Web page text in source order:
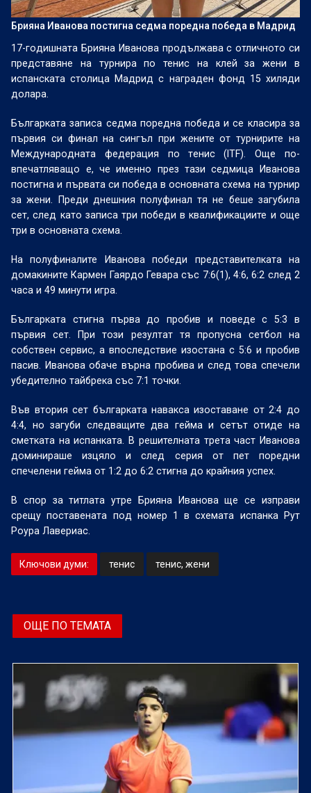
Брияна Иванова постигна седма поредна победа в Мадрид
17-годишната Брияна Иванова продължава с отличното си
представяне на турнира по тенис на клей за жени в
испанската столица Мадрид с награден фонд 15 хиляди
долара.
Българката записа седма поредна победа и се класира за
първия си финал на сингъл при жените от турнирите на
Международната федерация по тенис (ITF). Още по-
впечатляващо е, че именно през тази седмица Иванова
постигна и първата си победа в основната схема на турнир
за жени. Преди днешния полуфинал тя не беше загубила
сет, след като записа три победи в квалификациите и още
три в основната схема.
На полуфиналите Иванова победи представителката на
домакините Кармен Гаярдо Гевара със 7:6(1), 4:6, 6:2 след 2
часа и 49 минути игра.
Българката стигна първа до пробив и поведе с 5:3 в
първия сет. При този резултат тя пропусна сетбол на
собствен сервис, а впоследствие изостана с 5:6 и пробив
пасив. Иванова обаче върна пробива и след това спечели
убедително тайбрека със 7:1 точки.
Във втория сет българката навакса изоставане от 2:4 до
4:4, но загуби следващите два гейма и сетът отиде на
сметката на испанката. В решителната трета част Иванова
доминираше изцяло и след серия от пет поредни
спечелени гейма от 1:2 до 6:2 стигна до крайния успех.
В спор за титлата утре Брияна Иванова ще се изправи
срещу поставената под номер 1 в схемата испанка Рут
Роура Лавериас.
Ключови думи: тенис тенис, жени
ОЩЕ ПО ТЕМАТА